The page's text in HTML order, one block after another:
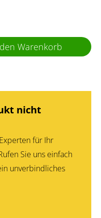
gewünschten
Warenkorb
nicht
für Ihr
Sie uns einfach
unverbindliches